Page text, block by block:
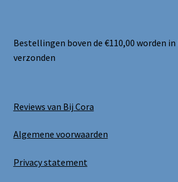
Bestellingen boven de €110,00 worden
verzonden
Reviews van Bij Cora
Algemene voorwaarden
Privacy statement